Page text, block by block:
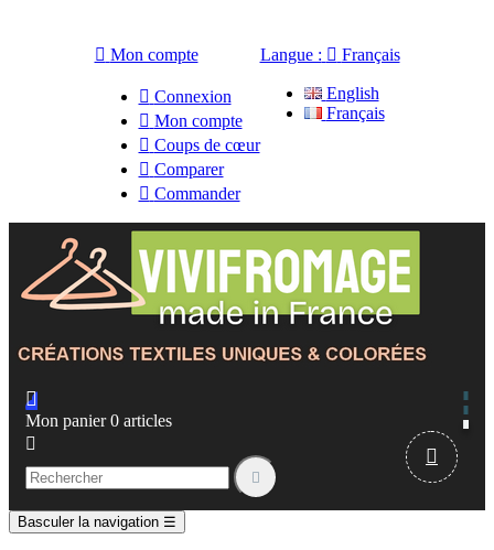
 Mon compte
 Connexion
 Mon compte
 Coups de cœur
 Comparer
 Commander
Langue :  Français
English
Français

Mon panier 0 articles



Basculer la navigation ☰